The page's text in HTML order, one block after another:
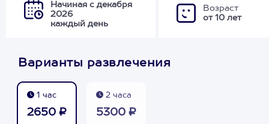
Начиная с декабря
2026
каждый день
Возраст
от 10 лет
Варианты развлечения
1 час
2650 ₽
2 часа
5300 ₽